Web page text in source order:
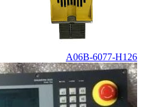
A06B-6077-H126